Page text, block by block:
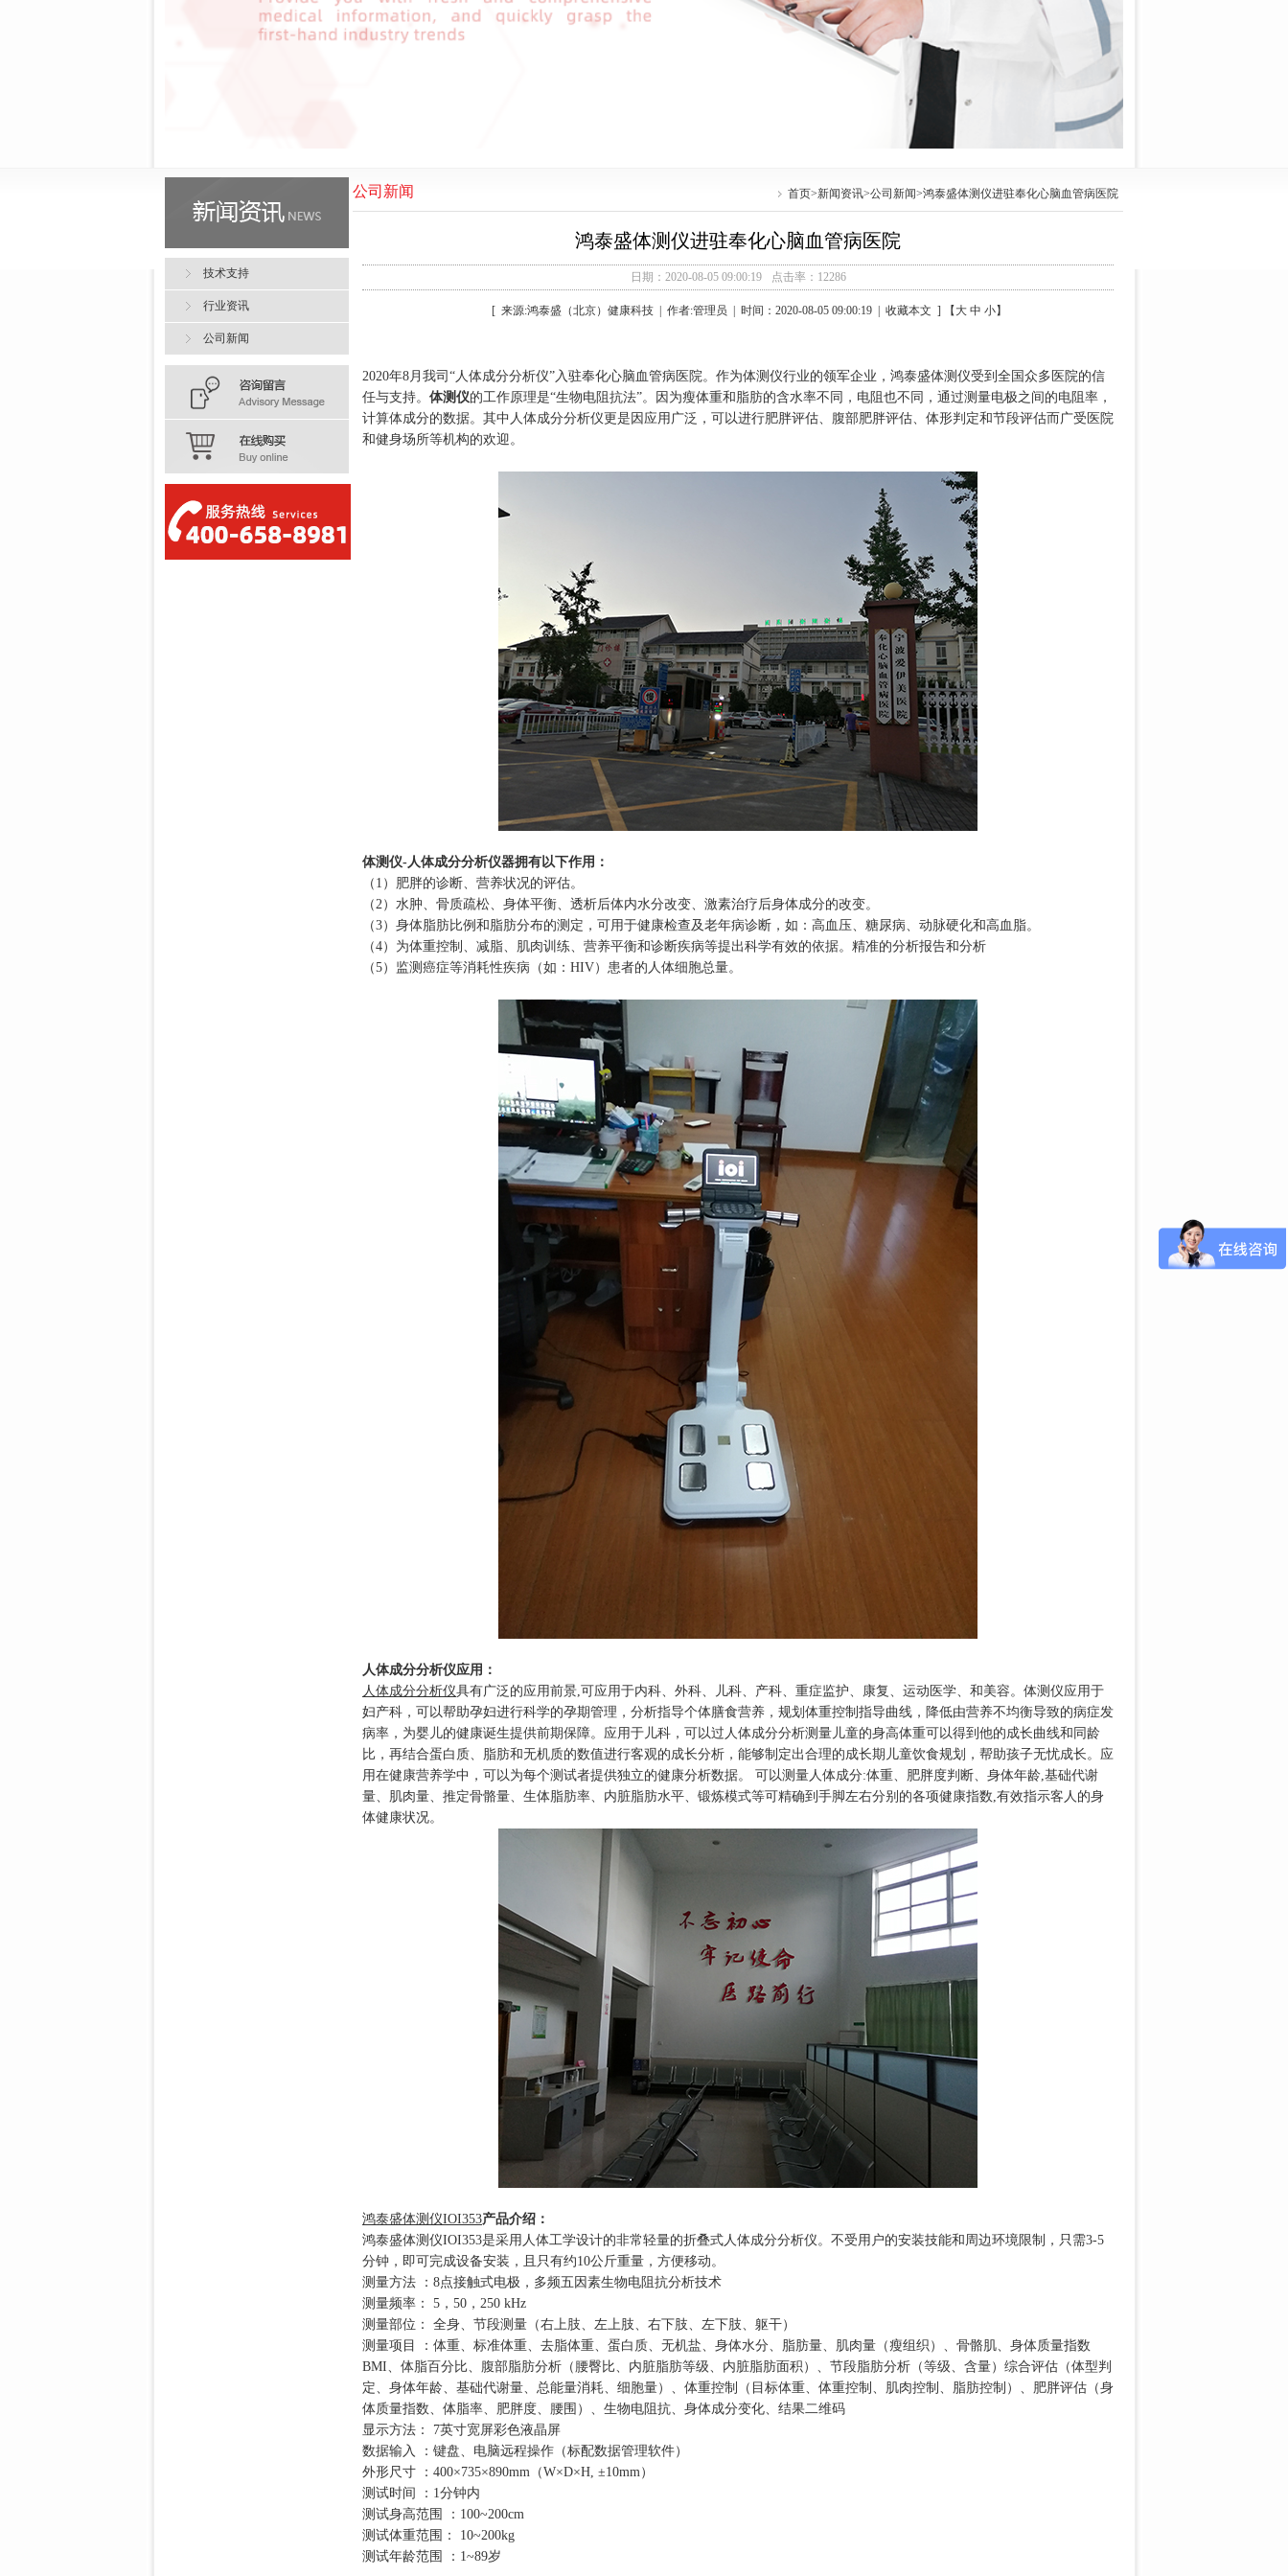
公司新闻 首页>新闻资讯>公司新闻>鸿泰盛体测仪进驻奉化心脑血管病医院
鸿泰盛体测仪进驻奉化心脑血管病医院
日期：2020-08-05 09:00:19 点击率：12286
[ 来源:鸿泰盛（北京）健康科技 | 作者:管理员 | 时间：2020-08-05 09:00:19 | 收藏本文 ] 【大 中 小】
2020年8月我司“人体成分分析仪”入驻奉化心脑血管病医院。作为体测仪行业的领军企业，鸿泰盛体测仪受到全国众多医院的信
任与支持。 体测仪的工作原理是“生物电阻抗法”。因为瘦体重和脂肪的含水率不同，电阻也不同，通过测量电极之间的电阻率，
计算体成分的数据。其中人体成分分析仪更是因应用广泛，可以进行肥胖评估、腹部肥胖评估、体形判定和节段评估而广受医院
和健身场所等机构的欢迎。
体测仪-人体成分分析仪器拥有以下作用：
（1）肥胖的诊断、营养状况的评估。
（2）水肿、骨质疏松、身体平衡、透析后体内水分改变、激素治疗后身体成分的改变。
（3）身体脂肪比例和脂肪分布的测定，可用于健康检查及老年病诊断，如：高血压、糖尿病、动脉硬化和高血脂。
（4）为体重控制、减脂、肌肉训练、营养平衡和诊断疾病等提出科学有效的依据。精准的分析报告和分析
（5）监测癌症等消耗性疾病（如：HIV）患者的人体细胞总量。
人体成分分析仪应用：
人体成分分析仪具有广泛的应用前景,可应用于内科、外科、儿科、产科、重症监护、康复、运动医学、和美容。体测仪应用于
妇产科，可以帮助孕妇进行科学的孕期管理，分析指导个体膳食营养，规划体重控制指导曲线，降低由营养不均衡导致的病症发
病率，为婴儿的健康诞生提供前期保障。应用于儿科，可以过人体成分分析测量儿童的身高体重可以得到他的成长曲线和同龄
比，再结合蛋白质、脂肪和无机质的数值进行客观的成长分析，能够制定出合理的成长期儿童饮食规划，帮助孩子无忧成长。应
用在健康营养学中，可以为每个测试者提供独立的健康分析数据。 可以测量人体成分:体重、肥胖度判断、身体年龄,基础代谢
量、肌肉量、推定骨骼量、生体脂肪率、内脏脂肪水平、锻炼模式等可精确到手脚左右分别的各项健康指数,有效指示客人的身
体健康状况。
鸿泰盛体测仪IOI353产品介绍：
鸿泰盛体测仪IOI353是采用人体工学设计的非常轻量的折叠式人体成分分析仪。不受用户的安装技能和周边环境限制，只需3-5
分钟，即可完成设备安装，且只有约10公斤重量，方便移动。
测量方法 ：8点接触式电极，多频五因素生物电阻抗分析技术
测量频率： 5，50，250 kHz
测量部位： 全身、节段测量（右上肢、左上肢、右下肢、左下肢、躯干）
测量项目 ：体重、标准体重、去脂体重、蛋白质、无机盐、身体水分、脂肪量、肌肉量（瘦组织）、骨骼肌、身体质量指数
BMI、体脂百分比、腹部脂肪分析（腰臀比、内脏脂肪等级、内脏脂肪面积）、节段脂肪分析（等级、含量）综合评估（体型判
定、身体年龄、基础代谢量、总能量消耗、细胞量）、体重控制（目标体重、体重控制、肌肉控制、脂肪控制）、肥胖评估（身
体质量指数、体脂率、肥胖度、腰围）、生物电阻抗、身体成分变化、结果二维码
显示方法： 7英寸宽屏彩色液晶屏
数据输入 ：键盘、电脑远程操作（标配数据管理软件）
外形尺寸 ：400×735×890mm（W×D×H, ±10mm）
测试时间 ：1分钟内
测试身高范围 ：100~200cm
测试体重范围： 10~200kg
测试年龄范围 ：1~89岁
技术支持
行业资讯
公司新闻